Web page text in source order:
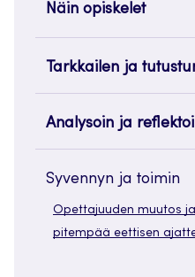
Näin opiskelet
Tarkkailen ja
Analysoin ja
Syvennyn ja toimin
Opettajuuden muutos
pitempää eettisen